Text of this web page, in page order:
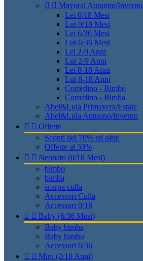
  Mayoral Autunno/Inverno
Lei 0/18 Mesi
Lui 0/18 Mesi
Lei 6/36 Mesi
Lui 6/36 Mesi
Lei 2-9 Anni
Lui 2-9 Anni
Lei 8-18 Anni
Lui 8-18 Anni
Corredino - Bimbo
Corredino - Bimba
Abel&Lula Primavera/Estate
Abel&Lula Autunno/Inverno
  Offerte
Sconti del 70% ed oltre
Offerte al 50%
  Neonato (0/18 Mesi)
bimbo
bimba
scarpa culla
Accessori Culla
Accessori 0/18
  Baby (6/36 Mesi)
Baby bimba
Baby bimbo
Accessori 6/36
  Mini (2/10 Anni)